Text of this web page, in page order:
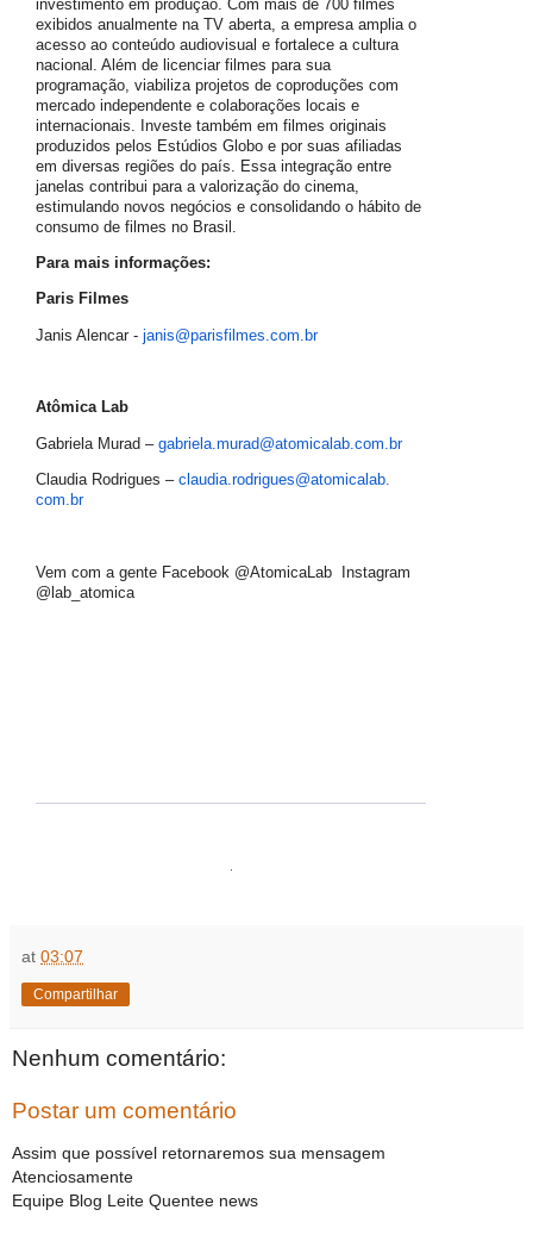
investimento em produção. Com mais de 700 filmes
exibidos anualmente na TV aberta, a empresa amplia o
acesso ao conteúdo audiovisual e fortalece a cultura
nacional. Além de licenciar filmes para sua
programação, viabiliza projetos de coproduções com
mercado independente e colaborações locais e
internacionais. Investe também em filmes originais
produzidos pelos Estúdios Globo e por suas afiliadas
em diversas regiões do país. Essa integração entre
janelas contribui para a valorização do cinema,
estimulando novos negócios e consolidando o hábito de
consumo de filmes no Brasil.
Para mais informações:
Paris Filmes
Janis Alencar - janis@parisfilmes.com.br
Atômica Lab
Gabriela Murad – gabriela.murad@atomicalab.com. br
Claudia Rodrigues – claudia.rodrigues@atomicalab.
com.br
Vem com a gente Facebook @AtomicaLab Instagram
@lab_atomica
.
at 03:07
Compartilhar
Nenhum comentário:
Postar um comentário
Assim que possível retornaremos sua mensagem
Atenciosamente
Equipe Blog Leite Quentee news